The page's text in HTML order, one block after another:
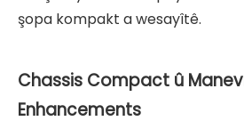
şopa kompakt a wesayîtê.
Chassis Compact û
Enhancements